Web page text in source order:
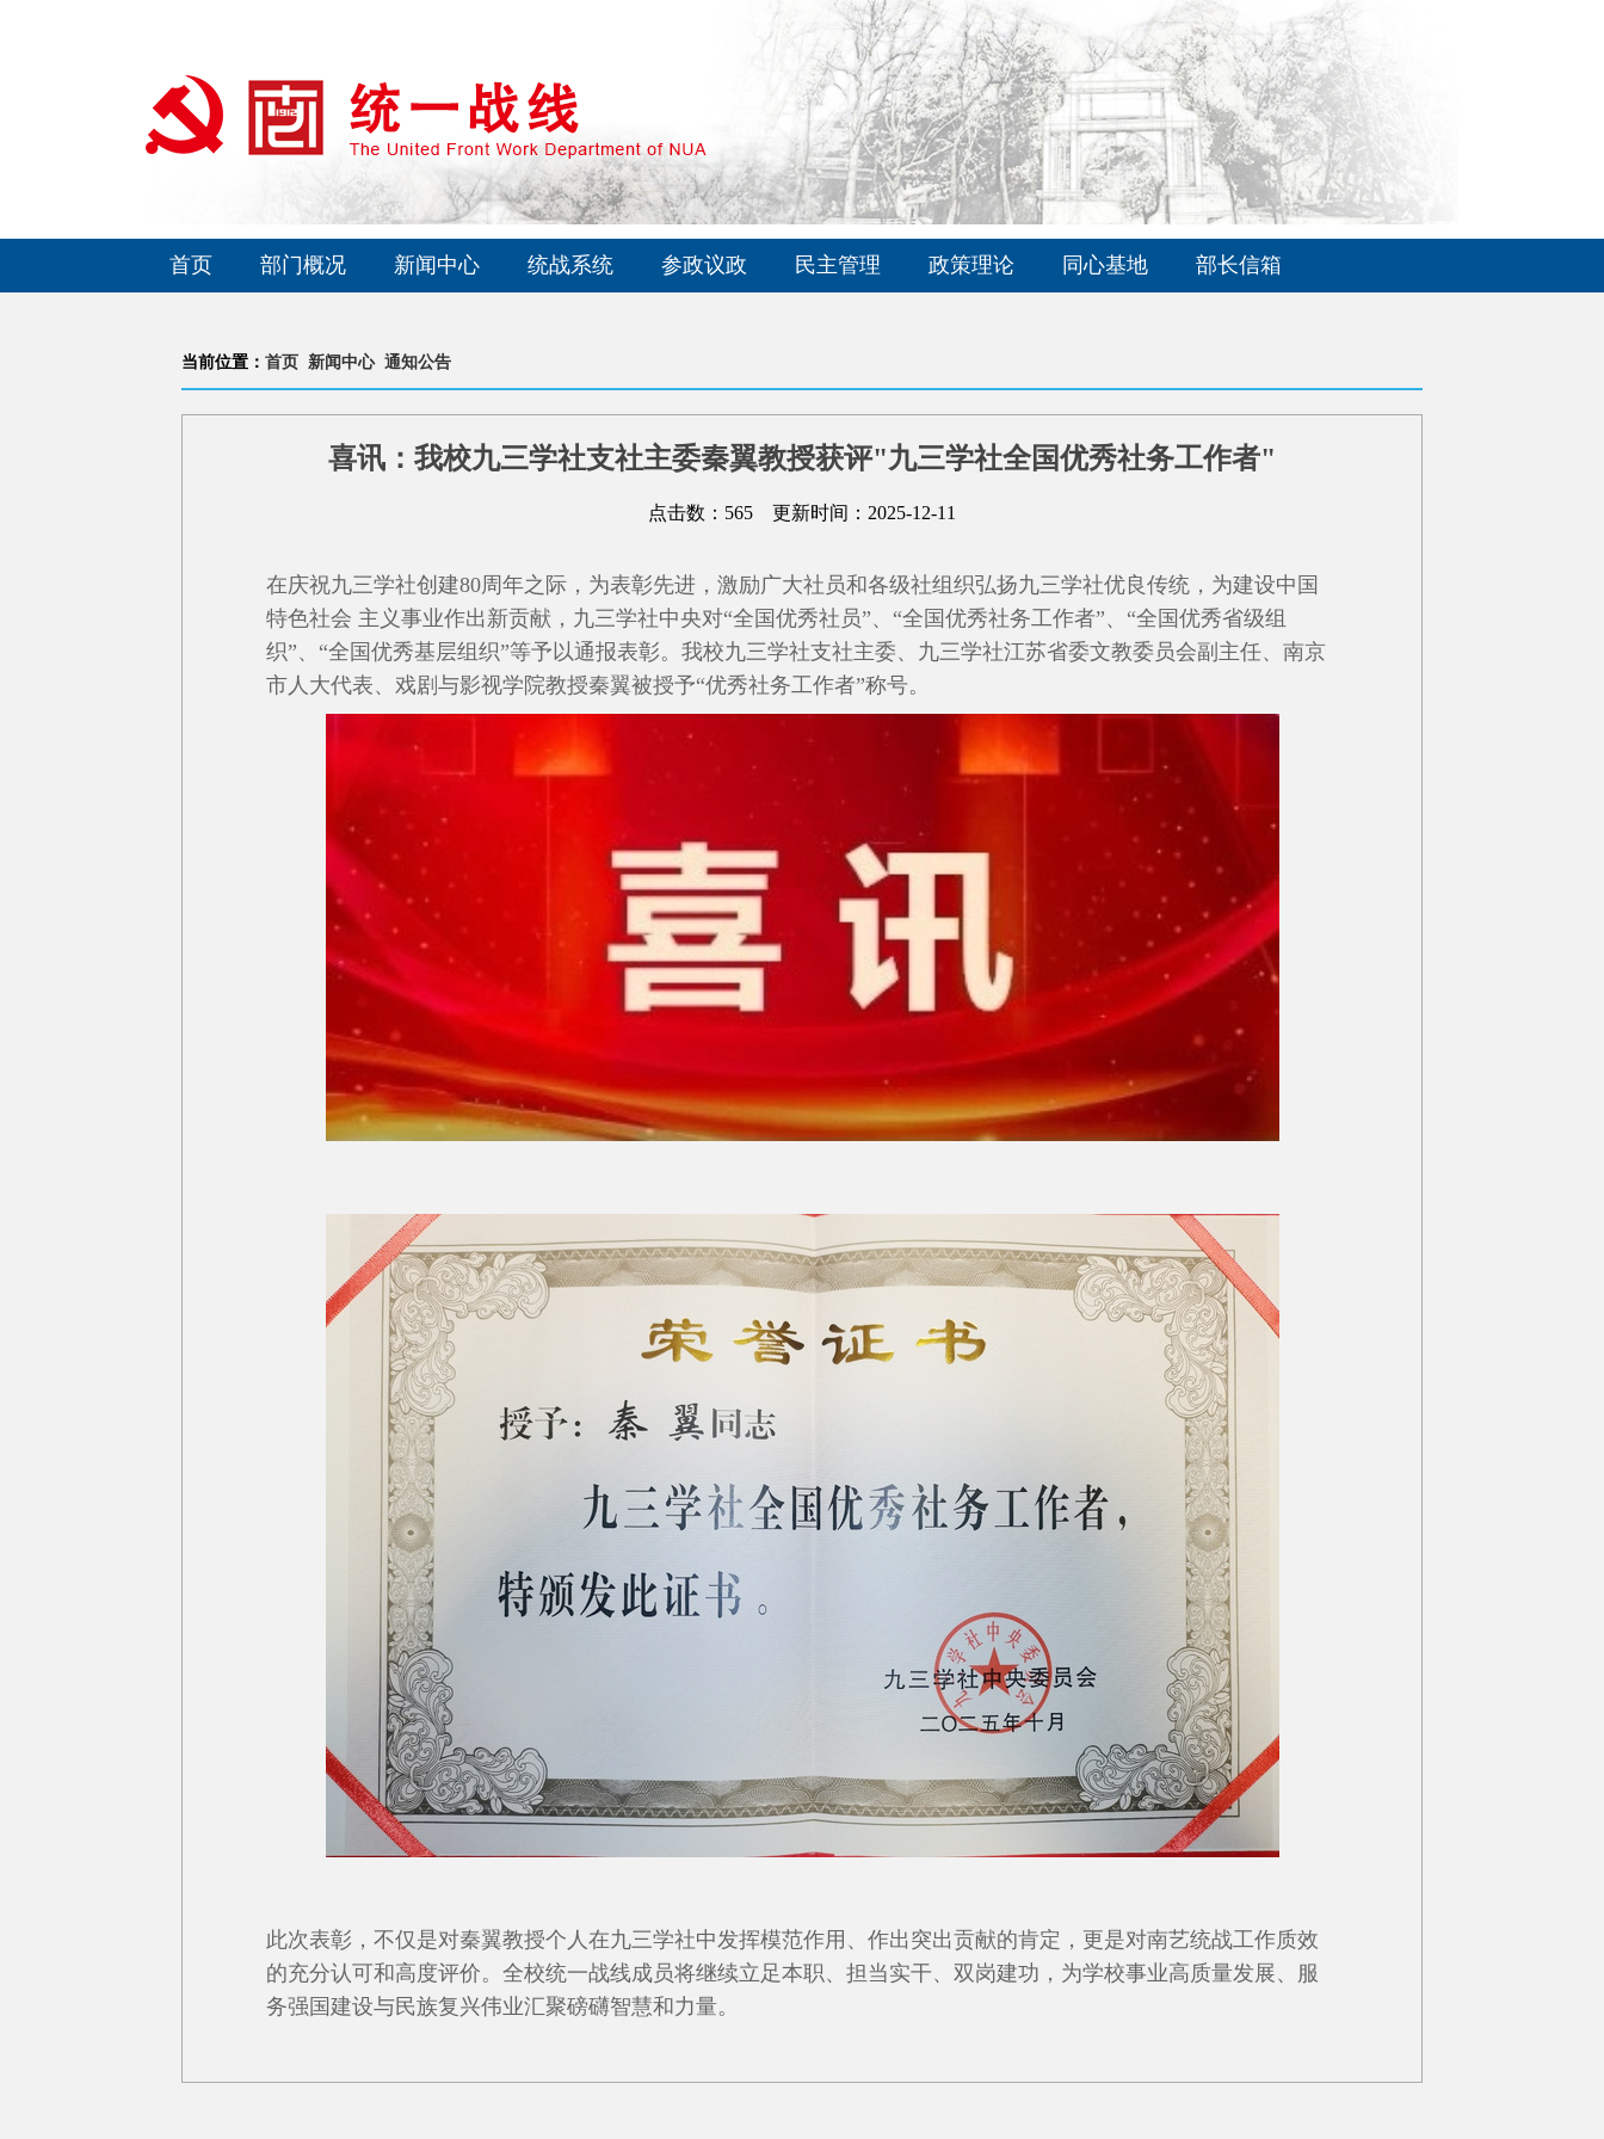
首页 部门概况 新闻中心 统战系统 参政议政 民主管理 政策理论 同心基地 部长信箱
当前位置： 首页 新闻中心 通知公告
喜讯：我校九三学社支社主委秦翼教授获评"九三学社全国优秀社务工作者"
点击数： 565 更新时间：2025-12-11
在庆祝九三学社创建80周年之际，为表彰先进，激励广大社员和各级社组织弘扬九三学社优良传统，为建设中国
特色社会 主义事业作出新贡献，九三学社中央对“全国优秀社员”、“全国优秀社务工作者”、“全国优秀省级组
织”、 “全国优秀基层组织”等予以通报表彰。我校九三学社支社主委、九三学社江苏省委文教委员会副主任、南京
市人大代表、戏剧与影视学院教授秦翼被授予“优秀社务工作者”称号。
此次表彰，不仅是对秦翼教授个人在九三学社中发挥模范作用、作出突出贡献的肯定，更是对南艺统战工作质效
的充分认可和高度评价。全校统一战线成员将继续立足本职、担当实干、双岗建功，为学校事业高质量发展、服
务强国建设与民族复兴伟业汇聚磅礴智慧和力量。